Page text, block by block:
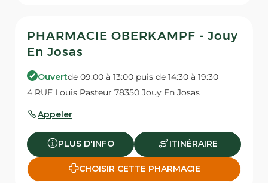
PHARMACIE OBERKAMPF - Jouy
En Josas
Ouvertde 09:00 à 13:00 puis de 14:30 à 19:30
4 RUE Louis Pasteur 78350 Jouy En Josas
Appeler
PLUS D'INFO ITINÉRAIRE
CHOISIR CETTE PHARMACIE